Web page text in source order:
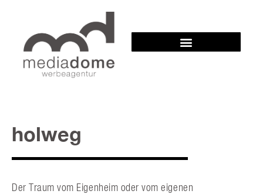
holweg
Der Traum vom Eigenheim oder vom eigenen